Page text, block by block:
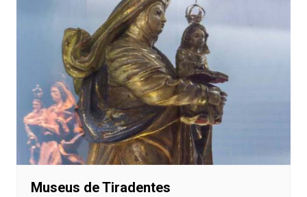
Museus de Tiradentes